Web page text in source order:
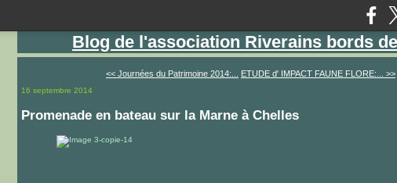
Blog de l'association Riverains bords
<< Journées du Patrimoine 2014:... ETUDE d' IMPACT FAUNE FLORE:... >>
16 septembre 2014
Promenade en bateau sur la Marne à Chelles